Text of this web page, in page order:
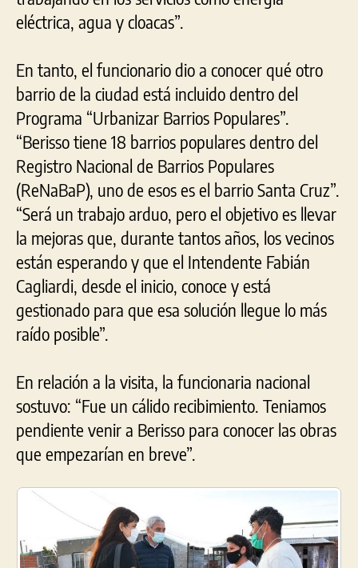
eléctrica, agua y cloacas”.
En tanto, el funcionario dio a conocer qué otro
barrio de la ciudad está incluido dentro del
Programa “Urbanizar Barrios Populares”.
“Berisso tiene 18 barrios populares dentro del
Registro Nacional de Barrios Populares
(ReNaBaP), uno de esos es el barrio Santa Cruz”.
“Será un trabajo arduo, pero el objetivo es llevar
la mejoras que, durante tantos años, los vecinos
están esperando y que el Intendente Fabián
Cagliardi, desde el inicio, conoce y está
gestionado para que esa solución llegue lo más
raído posible”.
En relación a la visita, la funcionaria nacional
sostuvo: “Fue un cálido recibimiento. Teniamos
pendiente venir a Berisso para conocer las obras
que empezarían en breve”.